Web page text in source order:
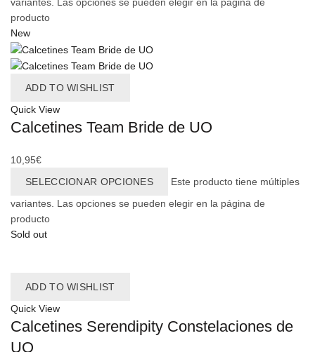
variantes. Las opciones se pueden elegir en la página de
producto
New
ADD TO WISHLIST
Quick View
Calcetines Team Bride de UO
10,95€
SELECCIONAR OPCIONES
Este producto tiene múltiples
variantes. Las opciones se pueden elegir en la página de
producto
Sold out
ADD TO WISHLIST
Quick View
Calcetines Serendipity Constelaciones de
UO